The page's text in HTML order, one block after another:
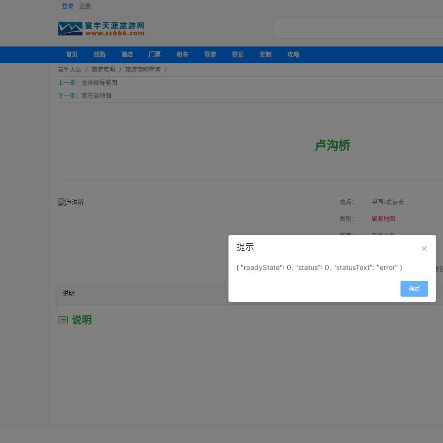
登录 注册
首页 线路 酒店 门票 租车 导游 签证 定制
攻略
寰宇天涯
旅游攻略
旅游攻略查询
上一条： 龙庆峡导游图
下一条： 崇左县地图
卢沟桥
地点： 中国-北京市
类别： 旅游地图
作者： 寰宇天涯
属性： 地图属性： 地图类型-景
说明
说明
提示
{ "readyState": 0, "status": 0, "statusText": "error" }
确定